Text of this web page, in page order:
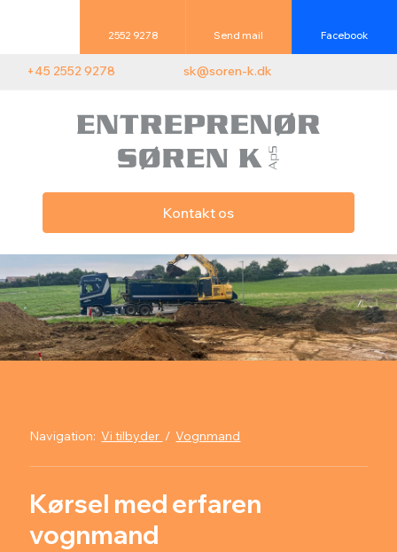
2552 9278 Send mail Facebook
+45 2552 9278 sk@soren-k.dk
Kontakt os​
Navigation:Vi tilbyder /Vognmand
Kørsel med erfaren
vognmand